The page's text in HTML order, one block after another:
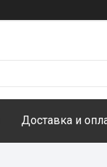
Доставка и